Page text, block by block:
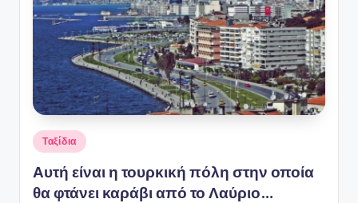
Αναρτήθηκε
σε
Ταξίδια
Αυτή είναι η τουρκική πόλη στην οποία
θα φτάνει καράβι από το Λαύριο…